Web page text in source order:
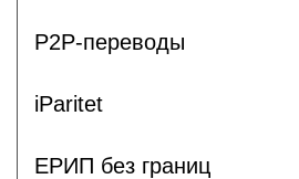
P2P-переводы
iParitet
ЕРИП без границ